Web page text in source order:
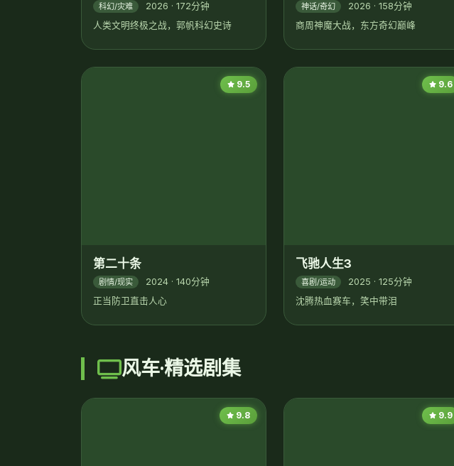
科幻/灾难
2026 · 172分钟
人类文明终极之战，郭帆科幻史诗
9.5 9.6
飞驰人生3
喜剧/运动
2025 · 125分钟
沈腾热血赛车，笑中带泪
风车·精选剧集
9.8 9.9